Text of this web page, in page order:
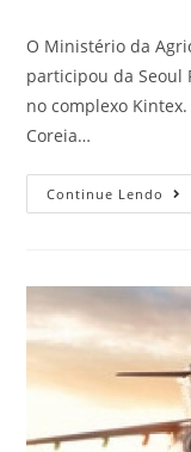
O Ministério da
participou da Seoul
no complexo
Coreia…
Continue Lendo